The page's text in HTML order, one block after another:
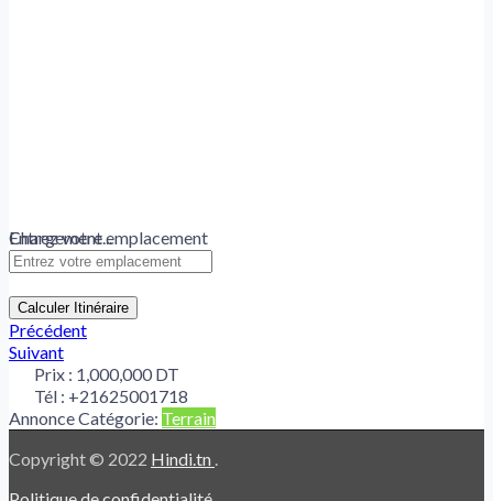
Chargement...
Entrez votre emplacement
Calculer Itinéraire
Précédent
Suivant
Prix : 1,000,000 DT
Tél : +21625001718
Annonce Catégorie: Terrain
Copyright © 2022 Hindi.tn .